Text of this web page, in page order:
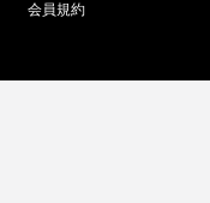
会員規約